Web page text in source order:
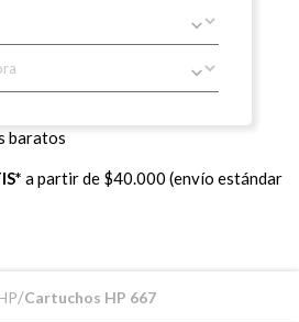
baratos
a partir de $40.000 (envío estándar
Cartuchos HP 667